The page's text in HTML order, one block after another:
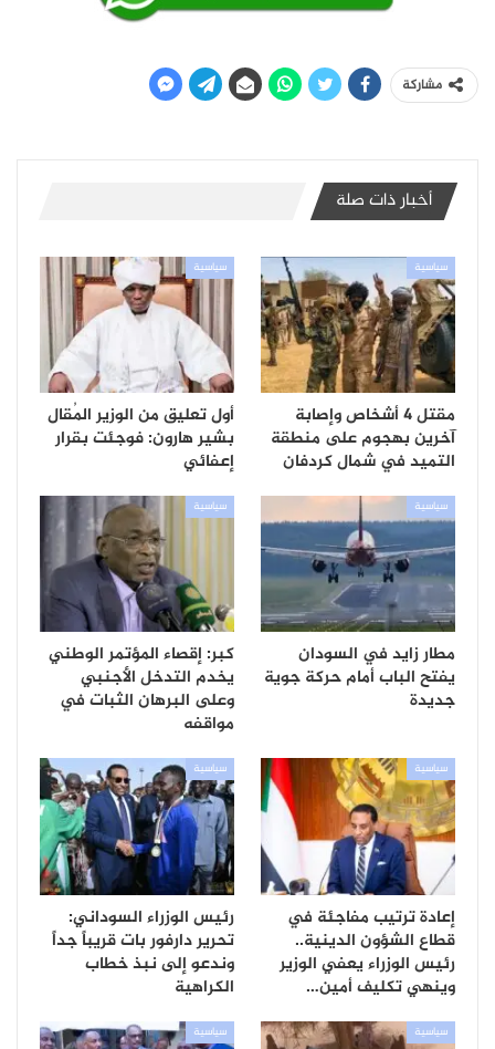
مشاركة
أخبار ذات صلة
سياسية
مقتل 4 أشخاص وإصابة
آخرين بهجوم على منطقة
التميد في شمال كردفان
سياسية
أول تعليق من الوزير المُقال
بشير هارون: فوجئت بقرار
إعفائي
سياسية
مطار زايد في السودان
يفتح الباب أمام حركة جوية
جديدة
سياسية
كبر: إقصاء المؤتمر الوطني
يخدم التدخل الأجنبي
وعلى البرهان الثبات في
مواقفه
سياسية
إعادة ترتيب مفاجئة في
قطاع الشؤون الدينية..
رئيس الوزراء يعفي الوزير
وينهي تكليف أمين…
سياسية
رئيس الوزراء السوداني:
تحرير دارفور بات قريباً جداً
وندعو إلى نبذ خطاب
الكراهية
سياسية سياسية